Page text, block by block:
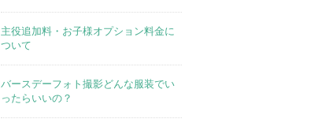
主役追加料・お子様オプション料金に
ついて
バースデーフォト撮影どんな服装でい
ったらいいの？